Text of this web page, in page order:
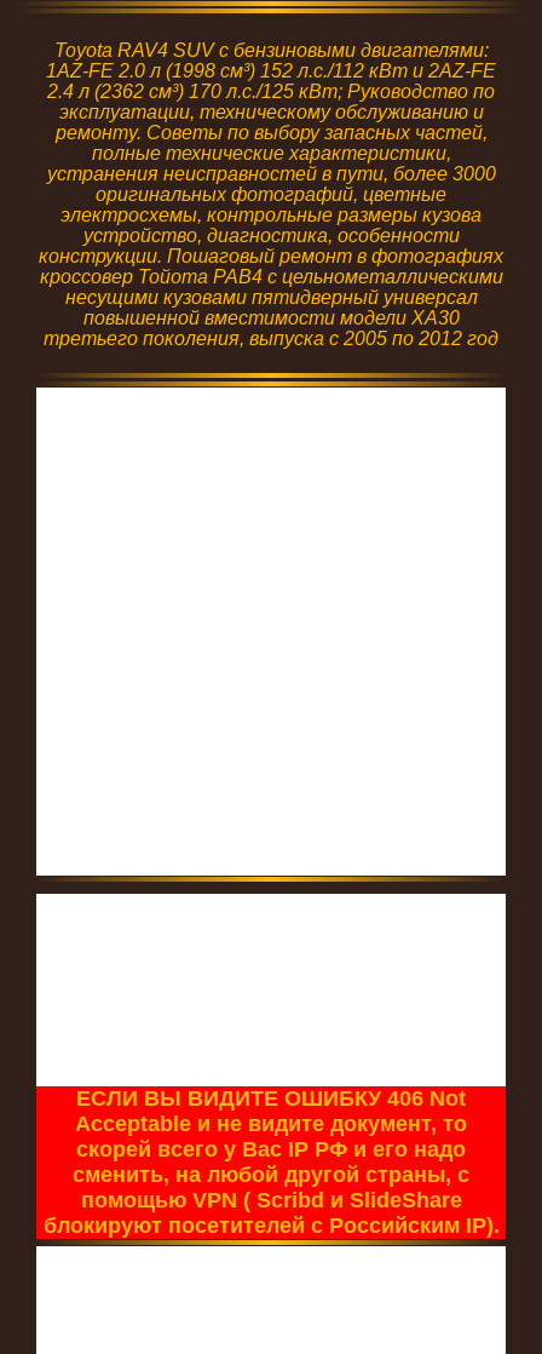
Toyota RAV4 SUV с бензиновыми двигателями:
1AZ-FE 2.0 л (1998 см³) 152 л.с./112 кВт и 2AZ-FE
2.4 л (2362 см³) 170 л.с./125 кВт; Руководство по
эксплуатации, техническому обслуживанию и
ремонту. Советы по выбору запасных частей,
полные технические характеристики,
устранения неисправностей в пути, более 3000
оригинальных фотографий, цветные
электросхемы, контрольные размеры кузова
устройство, диагностика, особенности
конструкции. Пошаговый ремонт в фотографиях
кроссовер Тойота РАВ4 с цельнометаллическими
несущими кузовами пятидверный универсал
повышенной вместимости модели XA30
третьего поколения, выпуска с 2005 по 2012 год
ЕСЛИ ВЫ ВИДИТЕ ОШИБКУ 406 Not
Acceptable и не видите документ, то
скорей всего у Вас IP РФ и его надо
сменить, на любой другой страны, с
помощью VPN ( Scribd и SlideShare
блокируют посетителей с Российским IP).